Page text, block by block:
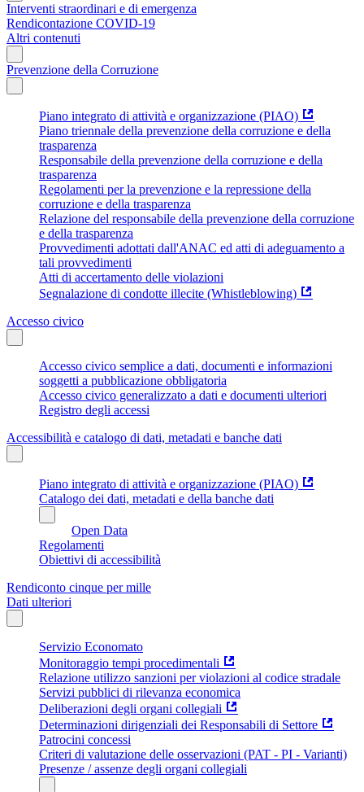
Interventi straordinari e di emergenza
Rendicontazione COVID-19
Altri contenuti
Prevenzione della Corruzione
Piano integrato di attività e organizzazione (PIAO)
Piano triennale della prevenzione della corruzione e della
trasparenza
Responsabile della prevenzione della corruzione e della
trasparenza
Regolamenti per la prevenzione e la repressione della
corruzione e della trasparenza
Relazione del responsabile della prevenzione della corruzione
e della trasparenza
Provvedimenti adottati dall'ANAC ed atti di adeguamento a
tali provvedimenti
Atti di accertamento delle violazioni
Segnalazione di condotte illecite (Whistleblowing)
Accesso civico
Accesso civico semplice a dati, documenti e informazioni
soggetti a pubblicazione obbligatoria
Accesso civico generalizzato a dati e documenti ulteriori
Registro degli accessi
Accessibilità e catalogo di dati, metadati e banche dati
Piano integrato di attività e organizzazione (PIAO)
Catalogo dei dati, metadati e della banche dati
Open Data
Regolamenti
Obiettivi di accessibilità
Rendiconto cinque per mille
Dati ulteriori
Servizio Economato
Monitoraggio tempi procedimentali
Relazione utilizzo sanzioni per violazioni al codice stradale
Servizi pubblici di rilevanza economica
Deliberazioni degli organi collegiali
Determinazioni dirigenziali dei Responsabili di Settore
Patrocini concessi
Criteri di valutazione delle osservazioni (PAT - PI - Varianti)
Presenze / assenze degli organi collegiali